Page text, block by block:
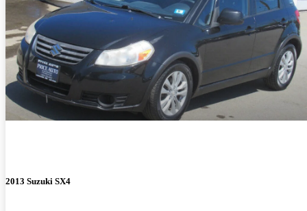
2013 Suzuki SX4